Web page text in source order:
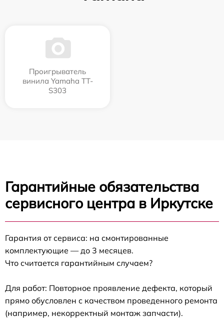
Проигрыватель
винила Yamaha TT-
S303
Гарантийные обязательства
сервисного центра в Иркутске
Гарантия от сервиса: на смонтированные
комплектующие — до 3 месяцев.
Что считается гарантийным случаем?
Для работ: Повторное проявление дефекта, который
прямо обусловлен с качеством проведенного ремонта
(например, некорректный монтаж запчасти).